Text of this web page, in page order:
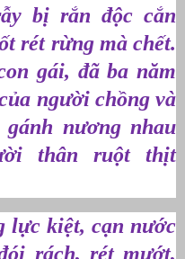
bị rắn độc cắn
rét rừng mà chết.
gái, đã ba năm
người chồng và
nương nhau
thân ruột thịt
lực kiệt, cạn nước
rách, rét mướt,